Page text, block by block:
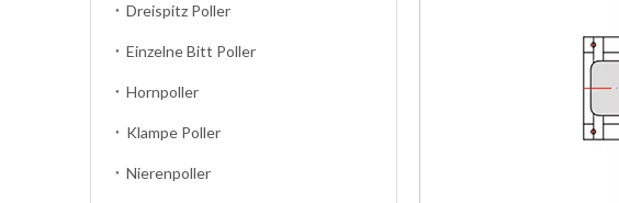
Dreispitz Poller
Einzelne Bitt Poller
Hornpoller
Klampe Poller
Nierenpoller